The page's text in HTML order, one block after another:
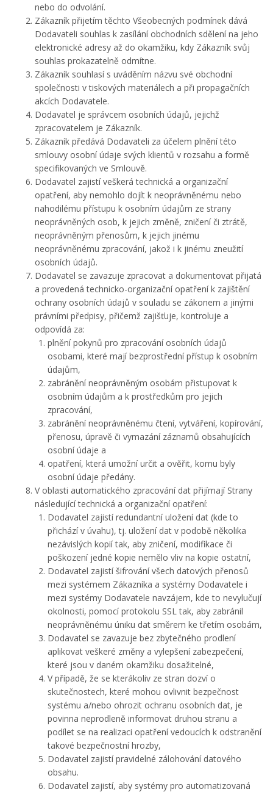
nebo do odvolání.
Zákazník přijetím těchto Všeobecných podmínek dává
Dodavateli souhlas k zasílání obchodních sdělení na jeho
elektronické adresy až do okamžiku, kdy Zákazník svůj
souhlas prokazatelně odmítne.
Zákazník souhlasí s uváděním názvu své obchodní
společnosti v tiskových materiálech a při propagačních
akcích Dodavatele.
Dodavatel je správcem osobních údajů, jejichž
zpracovatelem je Zákazník.
Zákazník předává Dodavateli za účelem plnění této
smlouvy osobní údaje svých klientů v rozsahu a formě
specifikovaných ve Smlouvě.
Dodavatel zajistí veškerá technická a organizační
opatření, aby nemohlo dojít k neoprávněnému nebo
nahodilému přístupu k osobním údajům ze strany
neoprávněných osob, k jejich změně, zničení či ztrátě,
neoprávněným přenosům, k jejich jinému
neoprávněnému zpracování, jakož i k jinému zneužití
osobních údajů.
Dodavatel se zavazuje zpracovat a dokumentovat přijatá
a provedená technicko-organizační opatření k zajištění
ochrany osobních údajů v souladu se zákonem a jinými
právními předpisy, přičemž zajišťuje, kontroluje a
odpovídá za:
plnění pokynů pro zpracování osobních údajů
osobami, které mají bezprostřední přístup k osobním
údajům,
zabránění neoprávněným osobám přistupovat k
osobním údajům a k prostředkům pro jejich
zpracování,
zabránění neoprávněnému čtení, vytváření, kopírování,
přenosu, úpravě či vymazání záznamů obsahujících
osobní údaje a
opatření, která umožní určit a ověřit, komu byly
osobní údaje předány.
V oblasti automatického zpracování dat přijímají Strany
následující technická a organizační opatření:
Dodavatel zajistí redundantní uložení dat (kde to
přichází v úvahu), tj. uložení dat v podobě několika
nezávislých kopií tak, aby zničení, modifikace či
poškození jedné kopie nemělo vliv na kopie ostatní,
Dodavatel zajistí šifrování všech datových přenosů
mezi systémem Zákazníka a systémy Dodavatele i
mezi systémy Dodavatele navzájem, kde to nevylučují
okolnosti, pomocí protokolu SSL tak, aby zabránil
neoprávněnému úniku dat směrem ke třetím osobám,
Dodavatel se zavazuje bez zbytečného prodlení
aplikovat veškeré změny a vylepšení zabezpečení,
které jsou v daném okamžiku dosažitelné,
V případě, že se kterákoliv ze stran dozví o
skutečnostech, které mohou ovlivnit bezpečnost
systému a/nebo ohrozit ochranu osobních dat, je
povinna neprodleně informovat druhou stranu a
podílet se na realizaci opatření vedoucích k odstranění
takové bezpečnostní hrozby,
Dodavatel zajistí pravidelné zálohování datového
obsahu.
Dodavatel zajistí, aby systémy pro automatizovaná